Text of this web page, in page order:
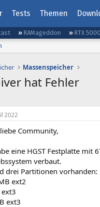
Tests Themen
RAMageddon RTX
Massenspeicher
hat Fehler
2022
Community,
eine HGST Festplatte mit
verbaut.
drei Partitionen vorhanden:
ext2
ext3